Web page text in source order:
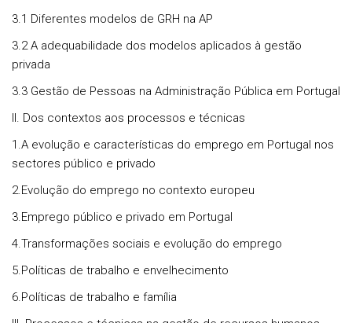
3.1 Diferentes modelos de GRH na AP
3.2 A adequabilidade dos modelos aplicados à gestão
privada
3.3 Gestão de Pessoas na Administração Pública em Portugal
II. Dos contextos aos processos e técnicas
1.A evolução e características do emprego em Portugal nos
sectores público e privado
2.Evolução do emprego no contexto europeu
3.Emprego público e privado em Portugal
4.Transformações sociais e evolução do emprego
5.Políticas de trabalho e envelhecimento
6.Políticas de trabalho e família